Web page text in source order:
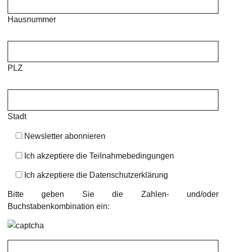
Hausnummer
PLZ
Stadt
Newsletter abonnieren
Ich akzeptiere die Teilnahmebedingungen
Ich akzeptiere die Datenschutzerklärung
Bitte geben Sie die Zahlen- und/oder
Buchstabenkombination ein: